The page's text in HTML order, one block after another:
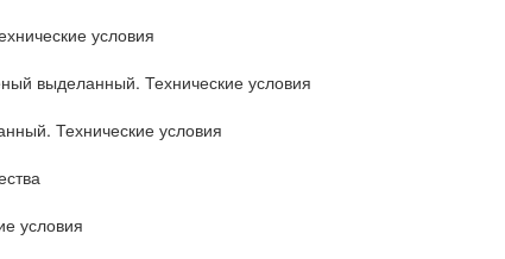
условия
выделанный. Технические условия
Технические условия
условия